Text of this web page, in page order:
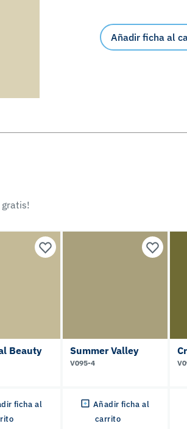
Añadir ficha al
Beauty
ficha al
Summer Valley
V095-4
Añadir ficha al
carrito